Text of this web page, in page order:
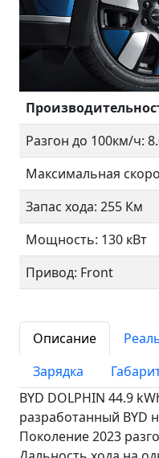
Предыдущий
Разгон до 100км/ч:
Максимальная
Запас хода: 255 Км
Мощность: 130 кВт
Привод: Front
Описание
Зарядка
BYD DOLPHIN 44.9
разработанный BYD
Поколение 2023